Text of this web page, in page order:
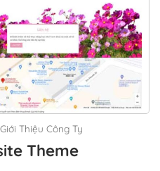
Thiệu Công Ty
Theme